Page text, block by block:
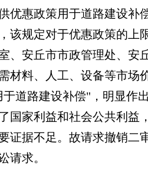
优惠政策用于道路建设补
该规定对于优惠政策的上
、安丘市市政管理处、
材料、人工、设备等市场
于道路建设补偿"，明显作
国家利益和社会公共利益
证据不足。故请求撤销二
请求。